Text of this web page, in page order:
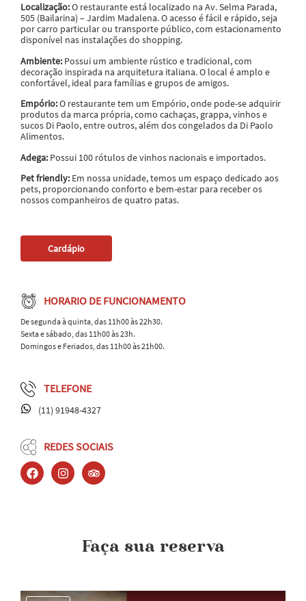
Localização:O restaurante está localizado na Av. Selma Parada,
505 (Bailarina) – Jardim Madalena. O acesso é fácil e rápido, seja
por carro particular ou transporte público, com estacionamento
disponível nas instalações do shopping.
Ambiente: Possui um ambiente rústico e tradicional, com
decoração inspirada na arquitetura italiana. O local é amplo e
confortável, ideal para famílias e grupos de amigos.
Empório:O restaurante tem um Empório, onde pode-se adquirir
produtos da marca própria, como cachaças, grappa, vinhos e
sucos Di Paolo, entre outros, além dos congelados da Di Paolo
Alimentos.
Adega: Possui 100 rótulos de vinhos nacionais e importados.
Pet friendly: Em nossa unidade, temos um espaço dedicado aos
pets, proporcionando conforto e bem-estar para receber os
nossos companheiros de quatro patas.
Cardápio
HORARIO DE FUNCIONAMENTO
De segunda à quinta, das 11h00 às 22h30.
Sexta e sábado, das 11h00 às 23h.
Domingos e Feriados, das 11h00 às 21h00.
TELEFONE
(11) 91948-4327
REDES SOCIAIS
Faça sua reserva